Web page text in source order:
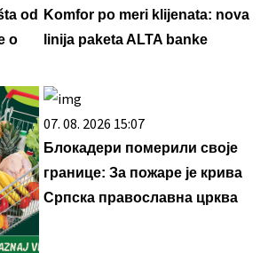
od
o
Komfor po meri klijenata: nova
linija paketa ALTA banke
07. 08. 2026 15:07
Блокадери померили своје
границе: За пожаре је крива
Српска православна црква